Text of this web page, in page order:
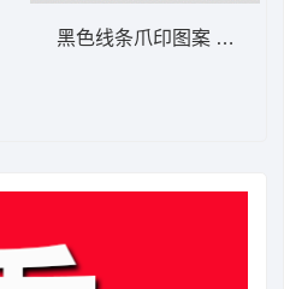
DST格式黑色线条爪印图案 极简爪